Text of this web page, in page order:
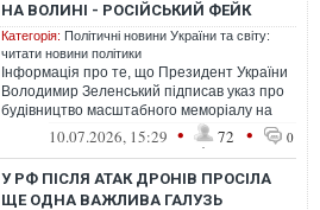
НА ВОЛИНІ - РОСІЙСЬКИЙ ФЕЙК
Категорія: Політичні новини України та світу:
читати новини політики
Інформація про те, що Президент України
Володимир Зеленський підписав указ про
будівництво масштабного меморіалу на
честь лідерів УПА на Волині — росі...
10.07.2026, 15:29 • 72 • 0
У РФ ПІСЛЯ АТАК ДРОНІВ ПРОСІЛА
ЩЕ ОДНА ВАЖЛИВА ГАЛУЗЬ